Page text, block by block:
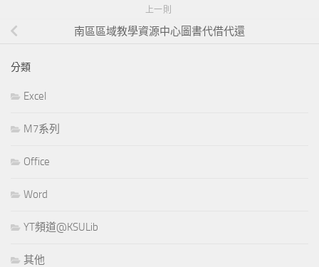
上一則
南區區域教學資源中心圖書代借代還
分類
Excel
M7系列
Office
Word
YT頻道@KSULib
其他